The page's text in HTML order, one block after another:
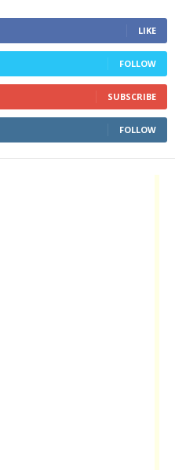
LIKE
FOLLOW
SUBSCRIBE
FOLLOW